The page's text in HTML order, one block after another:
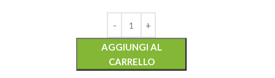
AGGIUNGI AL
CARRELLO